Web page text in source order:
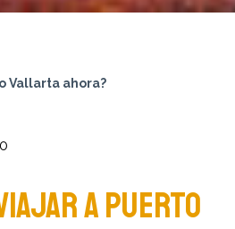
Vallarta ahora?
A PUERTO